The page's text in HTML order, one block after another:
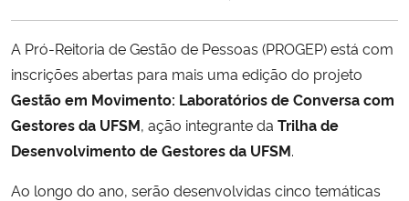
Ministério da Ciência, Tecnologia, Inovações e Comunicações
Ministério do Meio Ambiente
Ministério do Turismo
A Pró-Reitoria de Gestão de Pessoas (PROGEP) está com
inscrições abertas para mais uma edição do projeto
Gestão em Movimento: Laboratórios de Conversa com
Gestores da UFSM, ação integrante da Trilha de
Desenvolvimento de Gestores da UFSM.
Ao longo do ano, serão desenvolvidas cinco temáticas